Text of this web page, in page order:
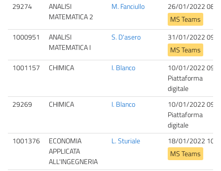
29274
ANALISI
MATEMATICA 2
M. Fanciullo
26/01/2022
MS Teams
1000951
ANALISI
MATEMATICA I
S. D'asero
31/01/2022
MS Teams
1001157
CHIMICA I. Blanco
10/01/2022
Piattaforma
digitale
29269
CHIMICA I. Blanco
10/01/2022
Piattaforma
digitale
1001376
ECONOMIA
APPLICATA
ALL'INGEGNERIA
L. Sturiale
18/01/2022
MS Teams